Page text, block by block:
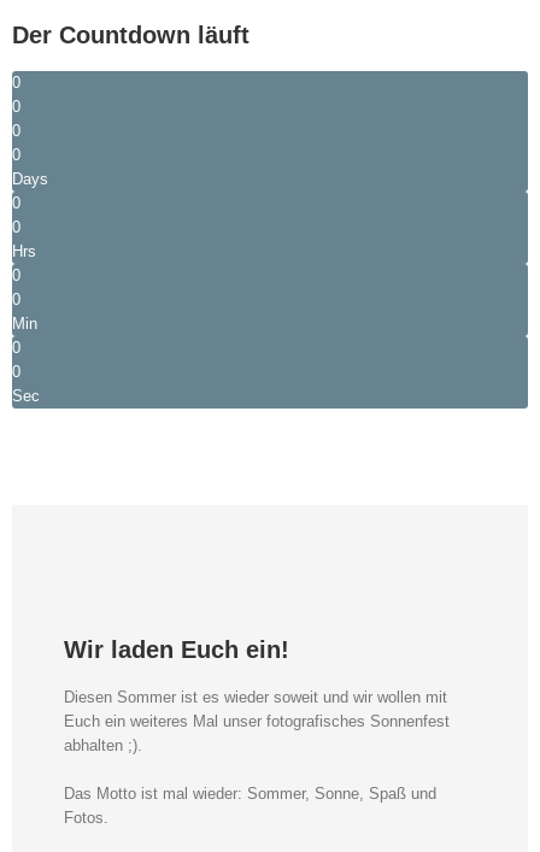
Der Countdown läuft
0
0
0
0
Days
0
0
Hrs
0
0
Min
0
0
Sec
Wir laden Euch ein!
Diesen Sommer ist es wieder soweit und wir wollen mit
Euch ein weiteres Mal unser fotografisches Sonnenfest
abhalten ;).
Das Motto ist mal wieder: Sommer, Sonne, Spaß und
Fotos.